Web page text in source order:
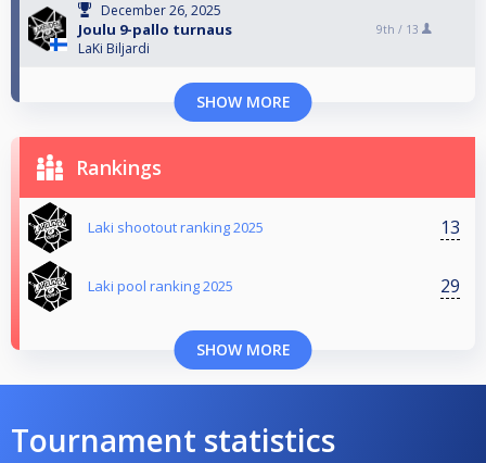
December 26, 2025
Joulu 9-pallo turnaus
LaKi Biljardi
9th / 13
SHOW MORE
Rankings
Laki shootout ranking 2025 13
Laki pool ranking 2025 29
SHOW MORE
Tournament statistics